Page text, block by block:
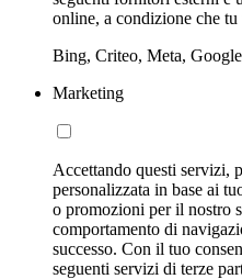
online, a condizione che
Bing, Criteo, Meta,
Marketing
Accettando questi servizi,
personalizzata in base ai
o promozioni per il nostro
comportamento di
successo. Con il tuo
seguenti servizi di terze